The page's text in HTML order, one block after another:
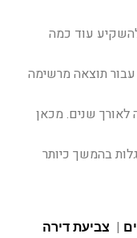
עוד כמה
עבור תוצאה מרשימה
שנים. מכאן
בהמשך כיותר
| צביעת דירה